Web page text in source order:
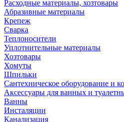
Расходные материалы, хозтовары
Абразивные материалы
Крепеж
Сварка
Теплоносители
Уплотнительные материалы
Хозтовары
Хомуты
Шпильки
Сантехническое оборудование и
Аксессуары для ванных и
Ванны
Инсталяции
Канализация